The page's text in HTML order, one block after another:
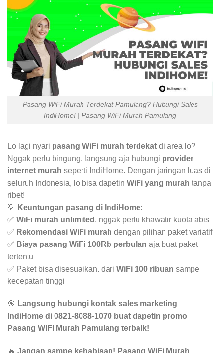
Pasang WiFi Murah Terdekat Pamulang? Hubungi Sales
IndiHome! | Pasang WiFi Murah Pamulang
Lo lagi nyari pasang WiFi murah terdekat di area lo?
Nggak perlu bingung, langsung aja hubungi provider
internet murah seperti IndiHome. Dengan jaringan luas di
seluruh Indonesia, lo bisa dapetin WiFi yang murah tanpa
ribet!
💡 Keuntungan pasang di IndiHome:
✅ WiFi murah unlimited , nggak perlu khawatir kuota abis
✅ Rekomendasi WiFi murah dengan pilihan paket variatif
✅ Biaya pasang WiFi 100Rb perbulan aja buat paket
tertentu
✅ Paket bisa disesuaikan, dari WiFi 100 ribuan sampe
kecepatan tinggi
🎯 Langsung hubungi kontak sales marketing
IndiHome di 0821-8088-1070 buat dapetin promo
Pasang WiFi Murah Pamulang terbaik!
🔥 Jangan sampe kehabisan! Pasang WiFi Murah